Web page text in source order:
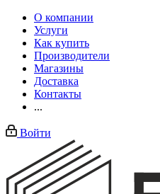
О компании
Услуги
Как купить
Производители
Магазины
Доставка
Контакты
...
Войти